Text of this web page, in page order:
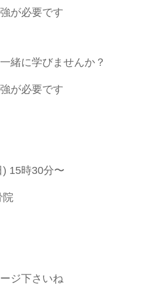
が必要です
緒に学びませんか？
が必要です
) 15時30分〜
院
ジ下さいね